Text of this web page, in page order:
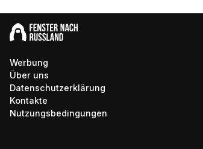
Werbung
Über uns
Datenschutzerklärung
Kontakte
Nutzungsbedingungen